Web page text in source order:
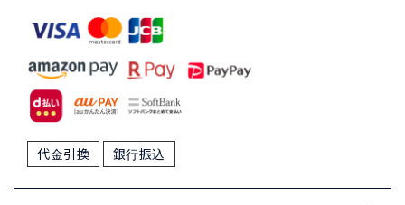
代金引換 銀行振込